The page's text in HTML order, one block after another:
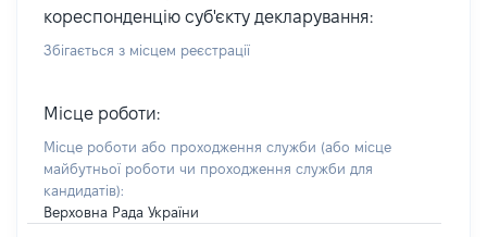
кореспонденцію суб'єкту декларування:
Збігається з місцем реєстрації
Місце роботи:
Місце роботи або проходження служби (або місце
майбутньої роботи чи проходження служби для
кандидатів):
Верховна Рада України